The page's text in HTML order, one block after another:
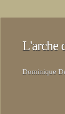
L'arche
Dominique